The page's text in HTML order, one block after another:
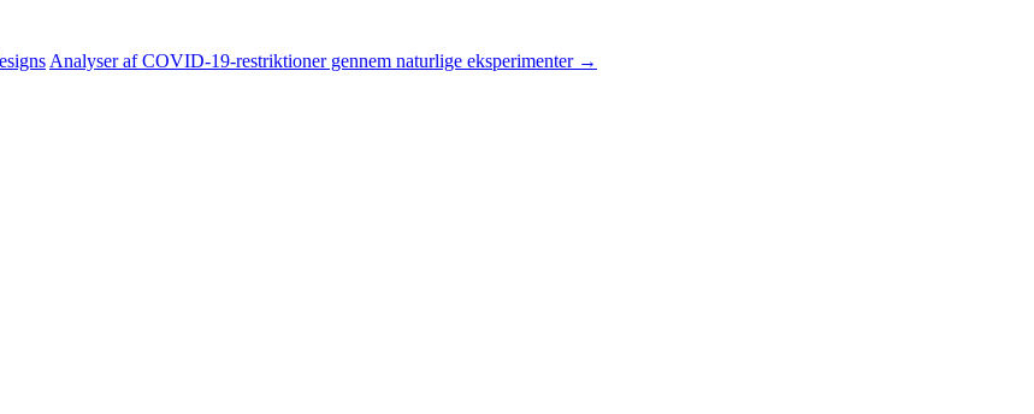
Analyser af COVID-19-restriktioner gennem naturlige eksperimenter →